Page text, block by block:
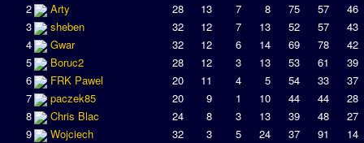
2
Arty 28 13 7 8 75 57
46
3
sheben 32 12 7 13 52 57
43
4
Gwar 32 12 6 14 69 78
42
5
Boruc2 28 12 3 13 53 61
39
6
FRK Pawel 20 11 4 5 54 33
37
7
paczek85 20 9 1 10 44 44
28
8
Chris Blac 24 8 3 13 39 48
27
9
Wojciech 32 3 5 24 37 91
14